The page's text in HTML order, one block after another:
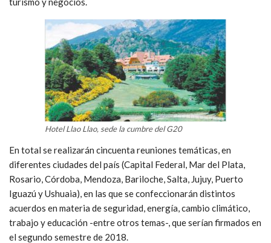
Hotel Llao Llao, sede la cumbre del G20
En total se realizarán cincuenta reuniones temáticas, en
diferentes ciudades del país (Capital Federal, Mar del Plata,
Rosario, Córdoba, Mendoza, Bariloche, Salta, Jujuy, Puerto
Iguazú y Ushuaia), en las que se confeccionarán distintos
acuerdos en materia de seguridad, energía, cambio climático,
trabajo y educación -entre otros temas-, que serían firmados en
el segundo semestre de 2018.